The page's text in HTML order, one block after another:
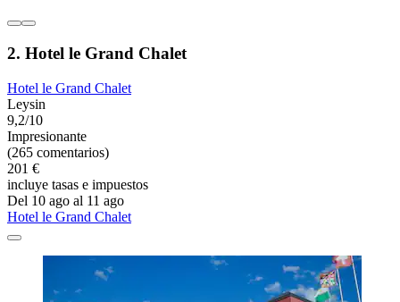
2. Hotel le Grand Chalet
Hotel le Grand Chalet
Leysin
9,2/10
Impresionante
(265 comentarios)
201 €
incluye tasas e impuestos
Del 10 ago al 11 ago
Hotel le Grand Chalet